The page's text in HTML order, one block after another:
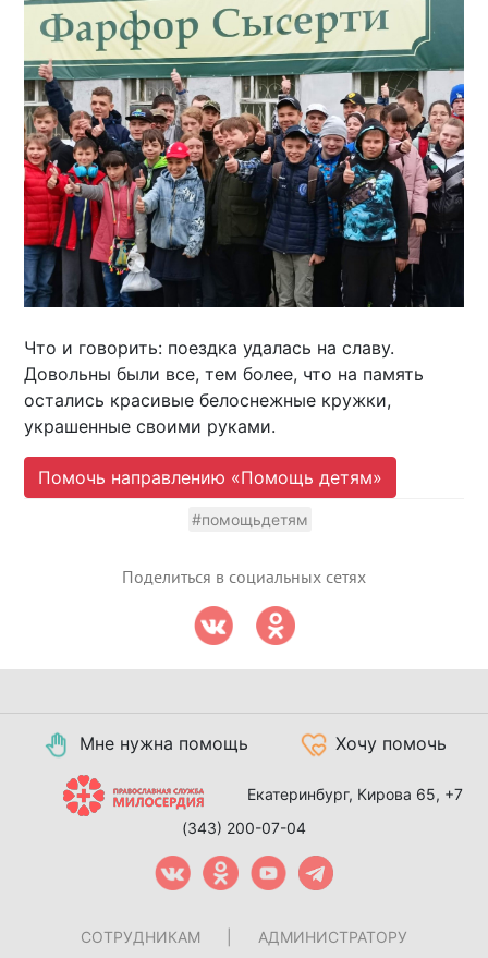
Что и говорить: поездка удалась на славу.
Довольны были все, тем более, что на память
остались красивые белоснежные кружки,
украшенные своими руками.
Помочь направлению «Помощь детям»
#помощьдетям
Поделиться в социальных сетях
Мне нужна помощь Хочу помочь
Екатеринбург, Кирова 65, +7
(343) 200-07-04
СОТРУДНИКАМ АДМИНИСТРАТОРУ